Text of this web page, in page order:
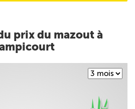
prix du mazout à